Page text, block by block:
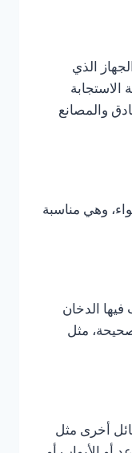
الذي
الاستجابة
والمصانع
وهي مناسبة
الدخان
صحيحة، مثل
أخرى مثل